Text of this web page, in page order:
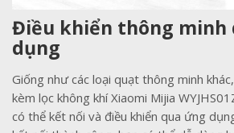
Điều khiển thông minh
dụng
Giống như các loại quạt thông minh
kèm lọc không khí Xiaomi Mijia
có thể kết nối và điều khiển qua ứng